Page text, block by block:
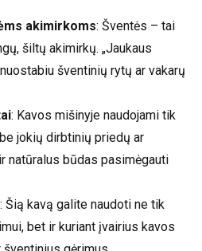
akimirkoms: Šventės – tai
šiltų akimirkų. „Jaukaus
šventinių rytų ar vakarų
: Kavos mišinyje naudojami tik
jokių dirbtinių priedų ar
natūralus būdas pasimėgauti
: Šią kavą galite naudoti ne tik
bet ir kuriant įvairius kavos